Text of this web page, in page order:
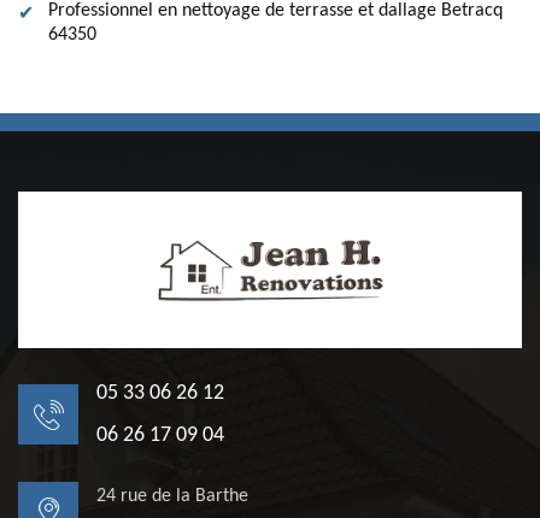
Professionnel en nettoyage de terrasse et dallage Betracq
64350
05 33 06 26 12
06 26 17 09 04
24 rue de la Barthe